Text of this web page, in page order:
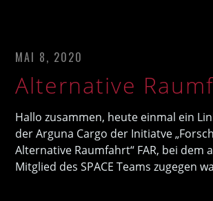
MAI 8, 2020
Alternative
Hallo zusammen, heute einmal ein
der Arguna Cargo der Initiatve
Alternative Raumfahrt“ FAR, bei dem
Mitglied des SPACE Teams zugegen